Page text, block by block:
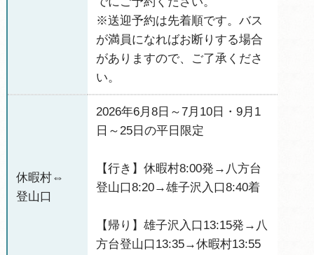
※送迎予約は先着順です。バス
が満員になればお断りする場合
がありますので、ご了承くださ
い。
休暇村⇔
登山口
2026年6月8日～7月10日・9月1
日～25日の平日限定
【行き】休暇村8:00発→八方台
登山口8:20→雄子沢入口8:40着
【帰り】雄子沢入口13:15発→八
方台登山口13:35→休暇村13:55